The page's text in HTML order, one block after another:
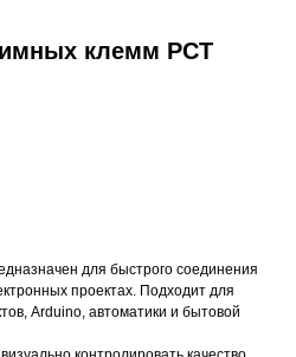
клемм PCT
для быстрого соединения
проектах. Подходит для
Arduino, автоматики и бытовой